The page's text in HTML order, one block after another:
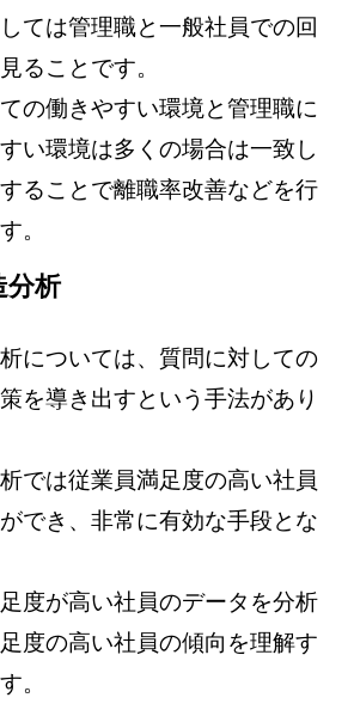
ては管理職と一般社員での回
ることです。
の働きやすい環境と管理職に
い環境は多くの場合は一致し
ることで離職率改善などを行
。
分析
については、質問に対しての
を導き出すという手法があり
では従業員満足度の高い社員
でき、非常に有効な手段とな
度が高い社員のデータを分析
度の高い社員の傾向を理解す
。